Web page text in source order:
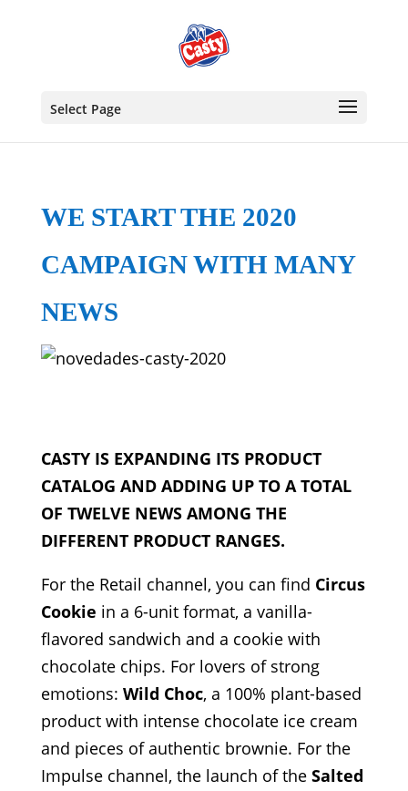
Select Page
WE START THE 2020
CAMPAIGN WITH MANY
NEWS
CASTY IS EXPANDING ITS PRODUCT
CATALOG AND ADDING UP TO A TOTAL
OF TWELVE NEWS AMONG THE
DIFFERENT PRODUCT RANGES.
For the Retail channel, you can find Circus
Cookie in a 6-unit format, a vanilla-
flavored sandwich and a cookie with
chocolate chips. For lovers of strong
emotions: Wild Choc, a 100% plant-based
product with intense chocolate ice cream
and pieces of authentic brownie. For the
Impulse channel, the launch of the Salted